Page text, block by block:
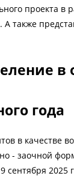
проекта в
А также
года
в качестве
- заочной
сентября 2025